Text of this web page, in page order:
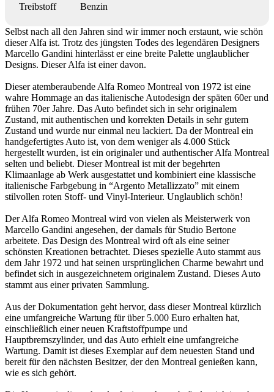
Treibstoff
Benzin
Selbst nach all den Jahren sind wir immer noch erstaunt, wie schön
dieser Alfa ist. Trotz des jüngsten Todes des legendären Designers
Marcello Gandini hinterlässt er eine breite Palette unglaublicher
Designs. Dieser Alfa ist einer davon.
Dieser atemberaubende Alfa Romeo Montreal von 1972 ist eine
wahre Hommage an das italienische Autodesign der späten 60er und
frühen 70er Jahre. Das Auto befindet sich in sehr originalem
Zustand, mit authentischen und korrekten Details in sehr gutem
Zustand und wurde nur einmal neu lackiert. Da der Montreal ein
handgefertigtes Auto ist, von dem weniger als 4.000 Stück
hergestellt wurden, ist ein originaler und authentischer Alfa Montreal
selten und beliebt. Dieser Montreal ist mit der begehrten
Klimaanlage ab Werk ausgestattet und kombiniert eine klassische
italienische Farbgebung in “Argento Metallizzato” mit einem
stilvollen roten Stoff- und Vinyl-Interieur. Unglaublich schön!
Der Alfa Romeo Montreal wird von vielen als Meisterwerk von
Marcello Gandini angesehen, der damals für Studio Bertone
arbeitete. Das Design des Montreal wird oft als eine seiner
schönsten Kreationen betrachtet. Dieses spezielle Auto stammt aus
dem Jahr 1972 und hat seinen ursprünglichen Charme bewahrt und
befindet sich in ausgezeichnetem originalem Zustand. Dieses Auto
stammt aus einer privaten Sammlung.
Aus der Dokumentation geht hervor, dass dieser Montreal kürzlich
eine umfangreiche Wartung für über 5.000 Euro erhalten hat,
einschließlich einer neuen Kraftstoffpumpe und
Hauptbremszylinder, und das Auto erhielt eine umfangreiche
Wartung. Damit ist dieses Exemplar auf dem neuesten Stand und
bereit für den nächsten Besitzer, der den Montreal genießen kann,
wie es sich gehört.